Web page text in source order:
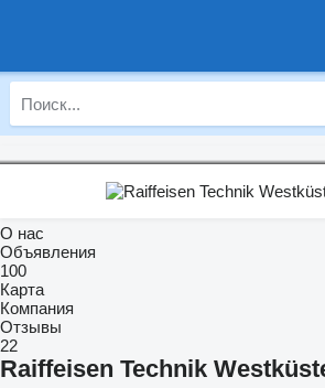
О нас
Объявления
100
Карта
Компания
Отзывы
22
Raiffeisen Technik